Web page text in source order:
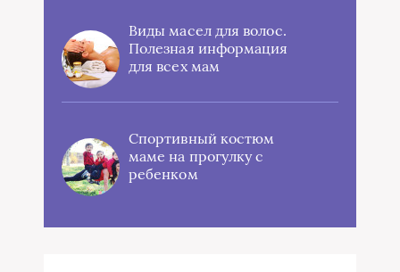
Виды масел для волос.
Полезная информация
для всех мам
Спортивный костюм
маме на прогулку с
ребенком